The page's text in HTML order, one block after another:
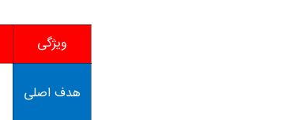
ویژگی
هدف اصلی